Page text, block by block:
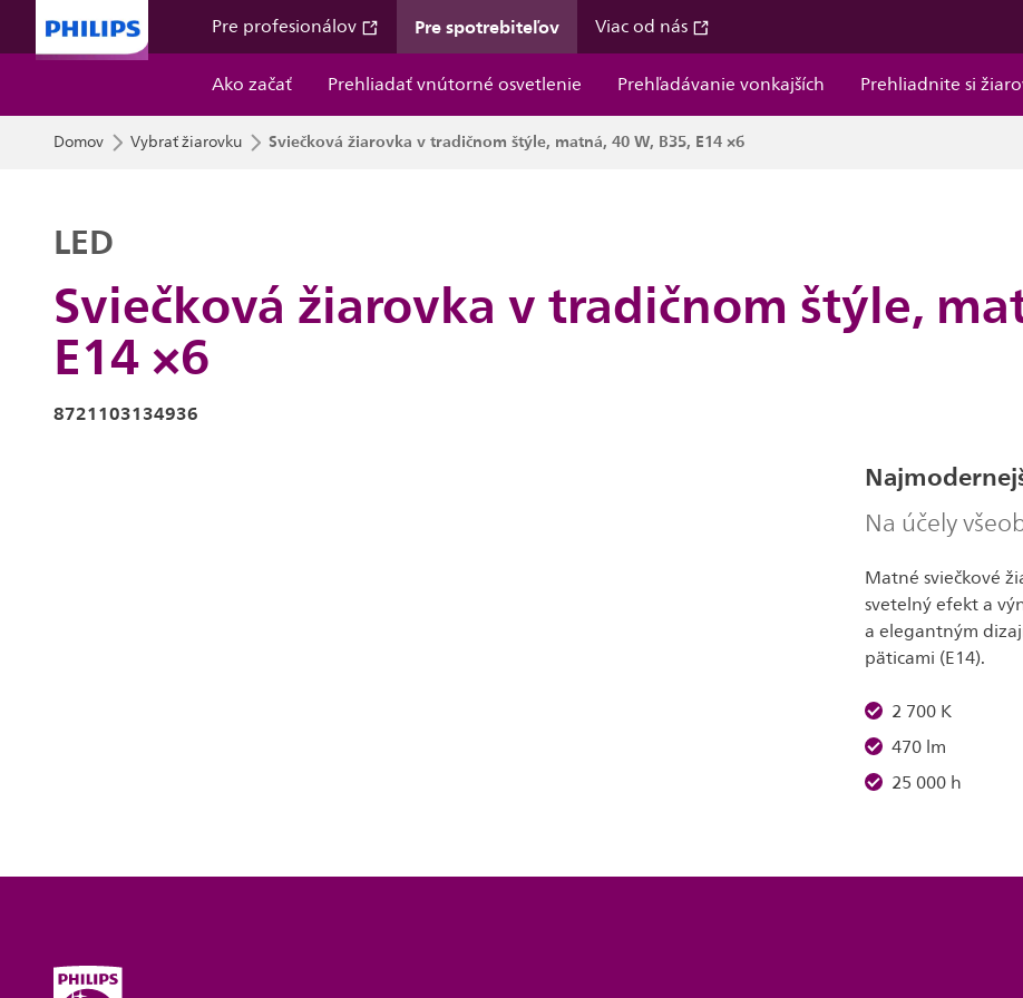
Pre profesionálov Pre spotrebiteľov Viac od nás
Ako začať
Prehliadať vnútorné osvetlenie Prehľadávanie vonkajších Prehliadnite si
Domov Vybrať žiarovku Sviečková žiarovka v tradičnom štýle, matná, 40 W, B35, E14 ×6
Sviečková žiarovka v tradičnom štýle,
E14 ×6
LED
8721103134936
Na účely
Matné sviečkové
svetelný efekt a
a elegantným
päticami (E14).
2 700 K
470 lm
25 000 h